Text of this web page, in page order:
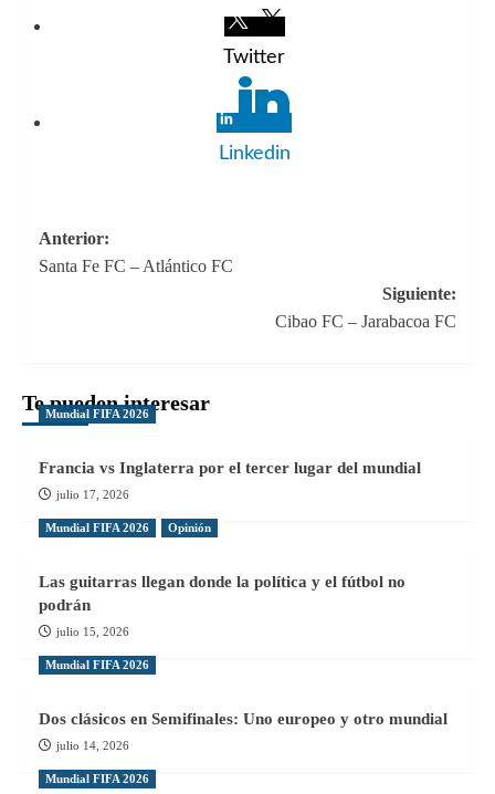
Twitter
Linkedin
Navegación
de
Anterior:
Santa Fe FC – Atlántico FC
Siguiente:
Cibao FC – Jarabacoa FC
Te pueden interesar
Mundial FIFA 2026
Francia vs Inglaterra por el tercer lugar del mundial
julio 17, 2026
Mundial FIFA 2026 Opinión
Las guitarras llegan donde la política y el fútbol no
podrán
julio 15, 2026
Mundial FIFA 2026
Dos clásicos en Semifinales: Uno europeo y otro mundial
julio 14, 2026
Mundial FIFA 2026